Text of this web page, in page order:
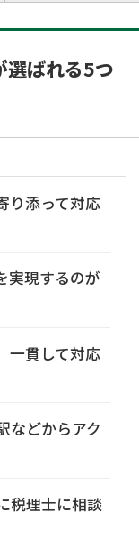
選ばれる5つ
り添って対応
実現するのが
一貫して対応
などからアク
税理士に相談